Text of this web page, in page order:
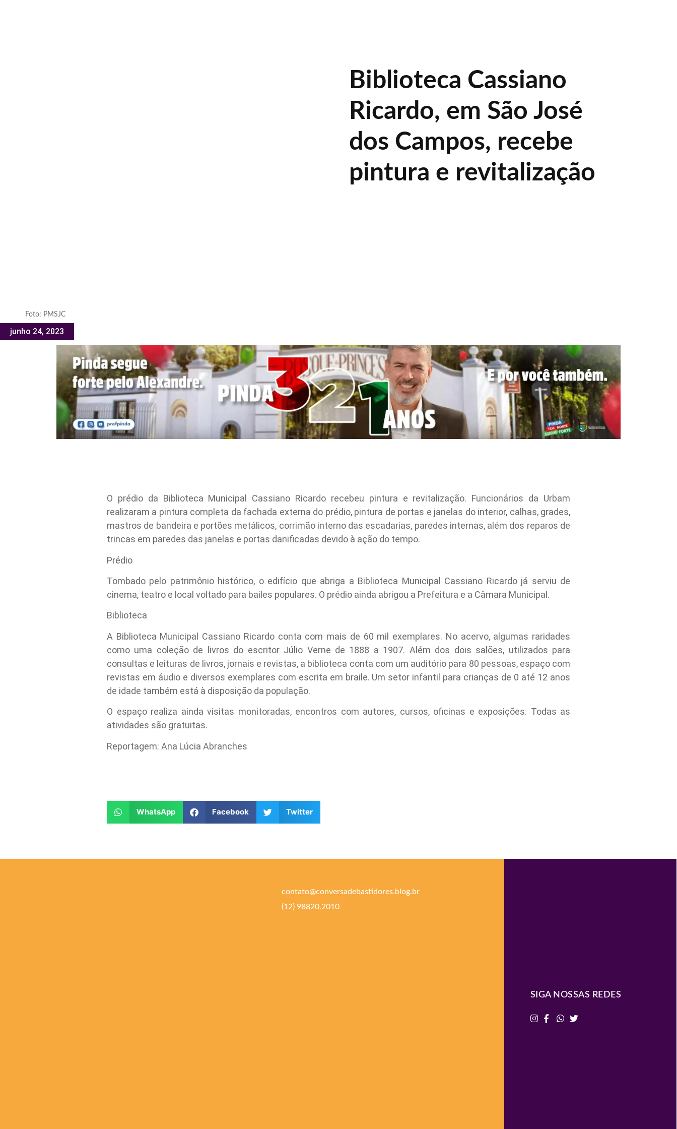
Foto: PMSJC
junho 24, 2023
Biblioteca Cassiano
Ricardo, em São José
dos Campos, recebe
pintura e revitalização
O prédio da Biblioteca Municipal Cassiano Ricardo recebeu pintura e revitalização. Funcionários da Urbam
realizaram a pintura completa da fachada externa do prédio, pintura de portas e janelas do interior, calhas, grades,
mastros de bandeira e portões metálicos, corrimão interno das escadarias, paredes internas, além dos reparos de
trincas em paredes das janelas e portas danificadas devido à ação do tempo.
Prédio
Tombado pelo patrimônio histórico, o edifício que abriga a Biblioteca Municipal Cassiano Ricardo já serviu de
cinema, teatro e local voltado para bailes populares. O prédio ainda abrigou a Prefeitura e a Câmara Municipal.
Biblioteca
A Biblioteca Municipal Cassiano Ricardo conta com mais de 60 mil exemplares. No acervo, algumas raridades
como uma coleção de livros do escritor Júlio Verne de 1888 a 1907. Além dos dois salões, utilizados para
consultas e leituras de livros, jornais e revistas, a biblioteca conta com um auditório para 80 pessoas, espaço com
revistas em áudio e diversos exemplares com escrita em braile. Um setor infantil para crianças de 0 até 12 anos
de idade também está à disposição da população.
O espaço realiza ainda visitas monitoradas, encontros com autores, cursos, oficinas e exposições. Todas as
atividades são gratuitas.
Reportagem: Ana Lúcia Abranches
WhatsApp Facebook Twitter
contato@conversadebastidores.blog.br
(12) 98820.2010
SIGA NOSSAS REDES